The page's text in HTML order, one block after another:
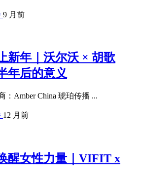
9 月前
新年｜沃尔沃 × 胡歌
年后的意义
：Amber China 琥珀传播 ...
12 月前
醒女性力量｜VIFIT x